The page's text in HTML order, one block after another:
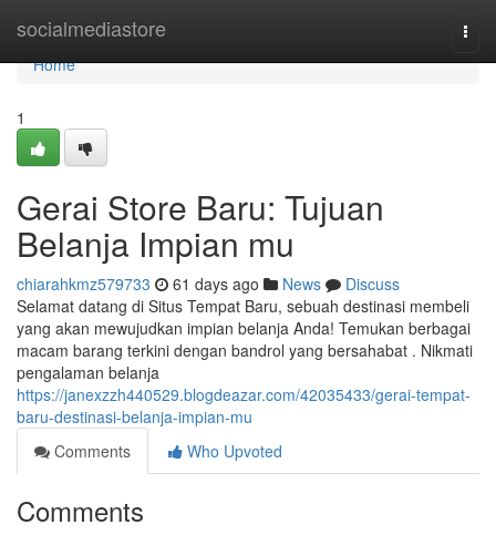
socialmediastore
Home
Home
1
Gerai Store Baru: Tujuan
Belanja Impian mu
chiarahkmz579733 61 days ago News
Discuss
Selamat datang di Situs Tempat Baru, sebuah destinasi membeli
yang akan mewujudkan impian belanja Anda! Temukan berbagai
macam barang terkini dengan bandrol yang bersahabat . Nikmati
pengalaman belanja
https://janexzzh440529.blogdeazar.com/42035433/gerai-tempat-
baru-destinasi-belanja-impian-mu
Comments
Who Upvoted
Comments